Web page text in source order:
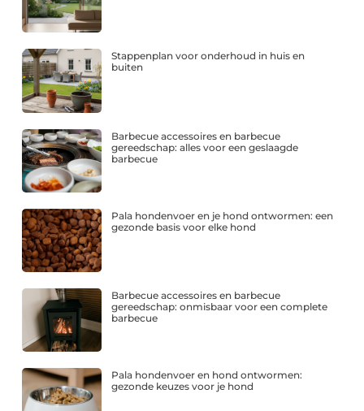
Stappenplan voor onderhoud in huis en
buiten
Barbecue accessoires en barbecue
gereedschap: alles voor een geslaagde
barbecue
Pala hondenvoer en je hond ontwormen: een
gezonde basis voor elke hond
Barbecue accessoires en barbecue
gereedschap: onmisbaar voor een complete
barbecue
Pala hondenvoer en hond ontwormen:
gezonde keuzes voor je hond